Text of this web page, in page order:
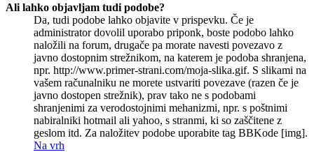
Ali lahko objavljam tudi podobe?
Da, tudi podobe lahko objavite v prispevku. Če je
administrator dovolil uporabo priponk, boste podobo lahko
naložili na forum, drugače pa morate navesti povezavo z
javno dostopnim strežnikom, na katerem je podoba shranjena,
npr. http://www.primer-strani.com/moja-slika.gif. S slikami na
vašem računalniku ne morete ustvariti povezave (razen če je
javno dostopen strežnik), prav tako ne s podobami
shranjenimi za verodostojnimi mehanizmi, npr. s poštnimi
nabiralniki hotmail ali yahoo, s stranmi, ki so zaščitene z
geslom itd. Za naložitev podobe uporabite tag BBKode [img].
Na vrh